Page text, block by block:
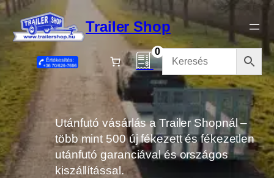
Ugrás
tartalomhoz
Trailer Shop
0
Utánfutó vásárlás a Trailer Shopnál –
több mint 500 új fékezett és fékezetlen
utánfutó garanciával és országos
kiszállítással.